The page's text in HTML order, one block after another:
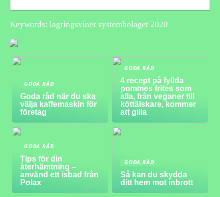
Keywords: lagringsviner systembolaget 2020
GODA RÅD
Goda råd när du ska
välja kaffemaskin för
företag
GODA RÅD
4 recept på fyllda
pommes frites som
alla, från veganer till
köttälskare, kommer
att gilla
GODA RÅD
Tips för din
återhämtning –
använd ett isbad från
Polax
GODA RÅD
Så kan du skydda
ditt hem mot inbrott